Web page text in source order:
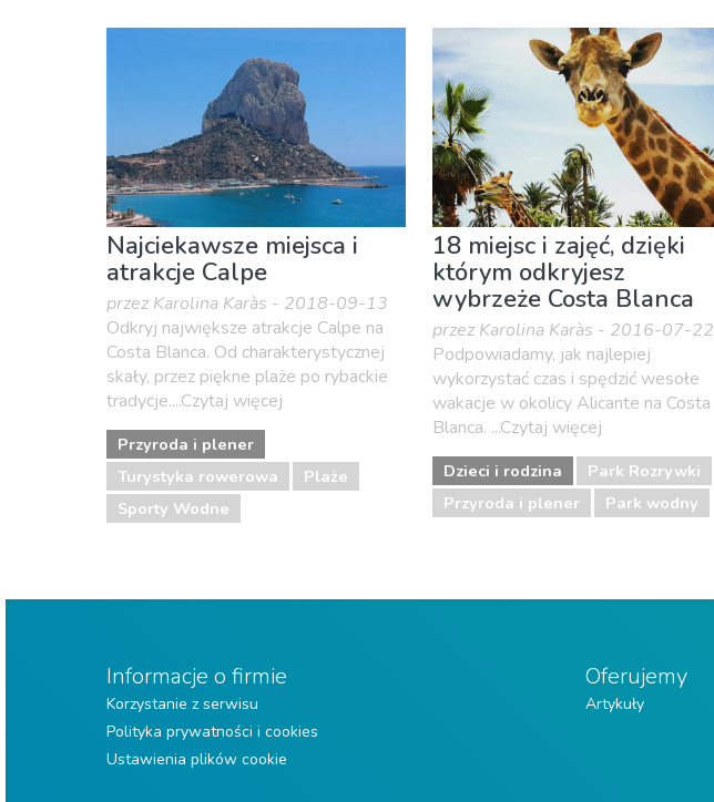
Najciekawsze miejsca i
atrakcje Calpe
przez Karolina Karàs - 2018-09-13
Odkryj największe atrakcje Calpe na
Costa Blanca. Od charakterystycznej
skały, przez piękne plaże po rybackie
tradycje....Czytaj więcej
Przyroda i plener
Turystyka rowerowa
Plaże
Sporty Wodne
18 miejsc i zajęć, dzięki
którym odkryjesz
wybrzeże Costa Blanca
przez Karolina Karàs - 2016-07-22
Podpowiadamy, jak najlepiej
wykorzystać czas i spędzić wesołe
wakacje w okolicy Alicante na Costa
Blanca. ...Czytaj więcej
Dzieci i rodzina
Park Rozrywki
Przyroda i plener
Park wodny
Informacje o firmie
Korzystanie z serwisu
Polityka prywatności i cookies
Ustawienia plików cookie
Oferujemy
Artykuły